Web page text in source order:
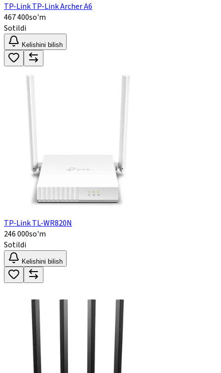
TP-Link TP-Link Archer A6
467 400so'm
Sotildi
Kelishini bilish
TP-Link TL-WR820N
246 000so'm
Sotildi
Kelishini bilish